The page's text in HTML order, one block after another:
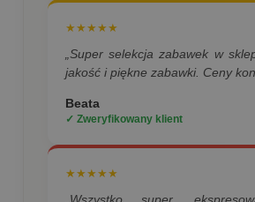
★★★★★
„Super selekcja zabawek w
jakość i piękne zabawki. Ceny
Beata
✓ Zweryfikowany klient
★★★★★